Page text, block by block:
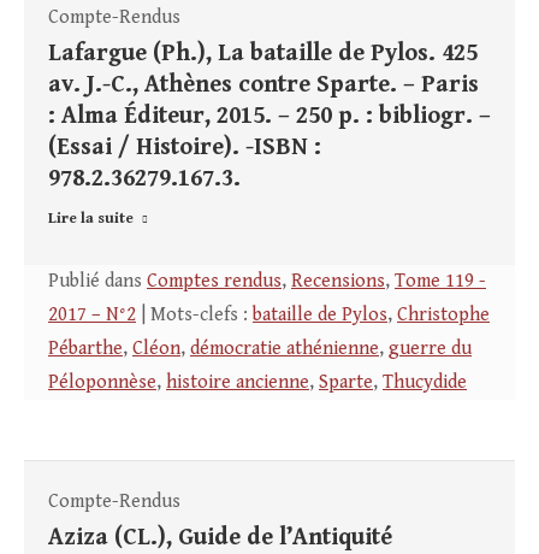
Compte-Rendus
Lafargue (Ph.), La bataille de Pylos. 425
av. J.-C., Athènes contre Sparte. – Paris
: Alma Éditeur, 2015. – 250 p. : bibliogr. –
(Essai / Histoire). -ISBN :
978.2.36279.167.3.
Lire la suite
Publié dans Comptes rendus, Recensions, Tome 119 -
2017 – N°2 | Mots-clefs : bataille de Pylos, Christophe
Pébarthe, Cléon, démocratie athénienne, guerre du
Péloponnèse, histoire ancienne, Sparte, Thucydide
Compte-Rendus
Aziza (CL.), Guide de l’Antiquité